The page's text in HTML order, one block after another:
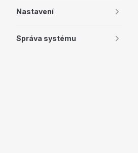
Nastavení
Správa systému